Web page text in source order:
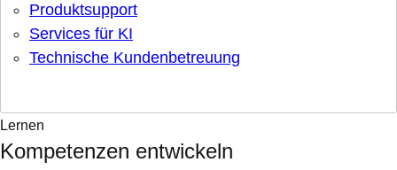
Produktsupport
Services für KI
Technische Kundenbetreuung
Lernen
Kompetenzen entwickeln